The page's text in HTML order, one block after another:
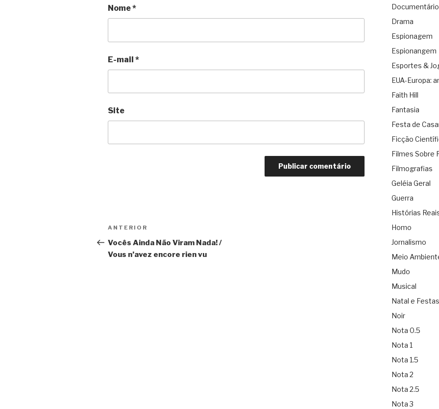
Nome*
E-mail *
Site
Navegação
de
Post
Anterior
ANTERIOR
Vocês Ainda Não Viram Nada! /
Vous n’avez encore rien vu
Documentário
Drama
Espionagem
Espionangem
Esportes &
EUA-Europa:
Faith Hill
Fantasia
Festa de
Ficção
Filmes Sobre
Filmografias
Geléia Geral
Guerra
Histórias
Homo
Jornalismo
Meio
Mudo
Musical
Natal e Festas
Noir
Nota 0.5
Nota 1
Nota 1.5
Nota 2
Nota 2.5
Nota 3